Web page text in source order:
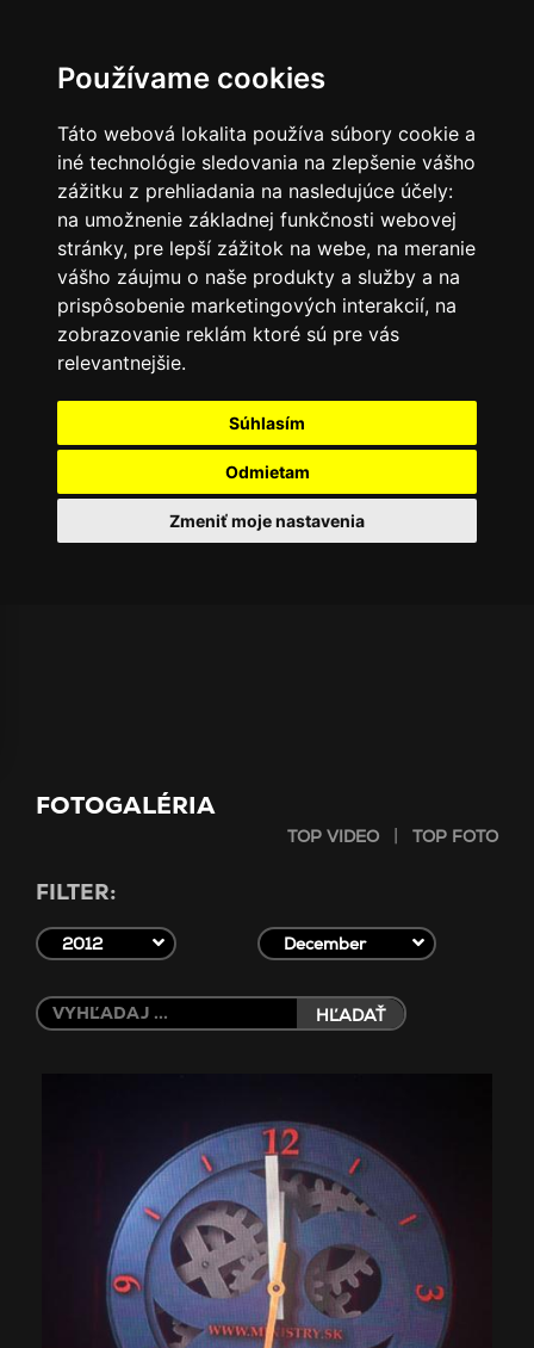
Používame cookies
Táto webová lokalita používa súbory cookie a
iné technológie sledovania na zlepšenie vášho
zážitku z prehliadania na nasledujúce účely:
na umožnenie základnej funkčnosti webovej
stránky, pre lepší zážitok na webe, na meranie
vášho záujmu o naše produkty a služby a na
prispôsobenie marketingových interakcií, na
zobrazovanie reklám ktoré sú pre vás
relevantnejšie.
Súhlasím
Odmietam
Zmeniť moje nastavenia
FOTOGALÉRIA
TOP VIDEO | TOP FOTO
FILTER:
2012 December
HĽADAŤ